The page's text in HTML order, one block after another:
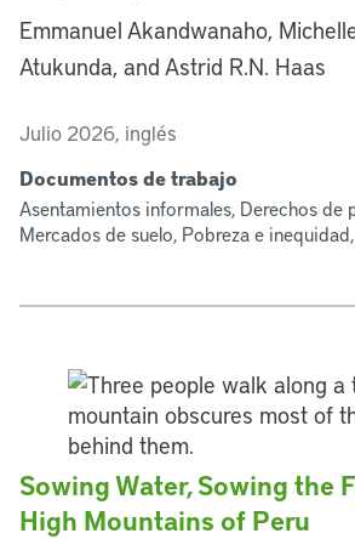
Emmanuel Akandwanaho,
Atukunda, and Astrid R.N. Haas
Julio 2026, inglés
Documentos de trabajo
Asentamientos informales, Derechos de
Mercados de suelo, Pobreza e
Sowing Water, Sowing the
High Mountains of Peru